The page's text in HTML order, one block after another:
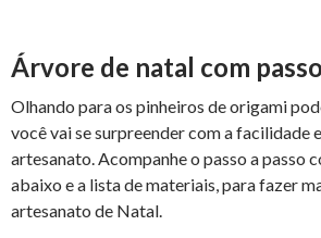
Árvore de natal com
Olhando para os pinheiros de origami
você vai se surpreender com a facilidade
artesanato. Acompanhe o passo a passo
abaixo e a lista de materiais, para fazer
artesanato de Natal.